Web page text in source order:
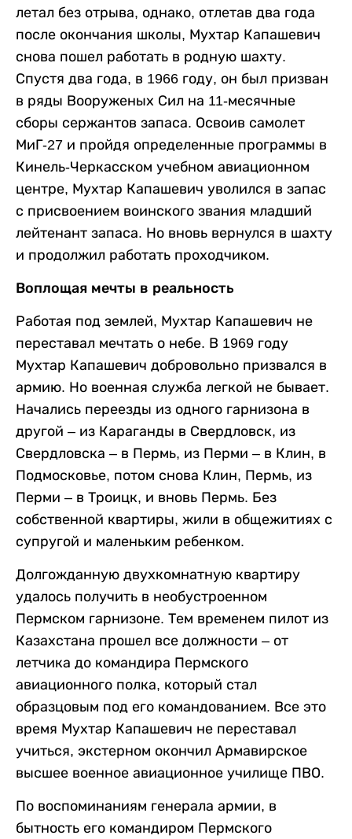
летал без отрыва, однако, отлетав два года
после окончания школы, Мухтар Капашевич
снова пошел работать в родную шахту.
Спустя два года, в 1966 году, он был призван
в ряды Вооруженых Сил на 11-месячные
сборы сержантов запаса. Освоив самолет
МиГ-27 и пройдя определенные программы в
Кинель-Черкасском учебном авиационном
центре, Мухтар Капашевич уволился в запас
с присвоением воинского звания младший
лейтенант запаса. Но вновь вернулся в шахту
и продолжил работать проходчиком.
Воплощая мечты в реальность
Работая под землей, Мухтар Капашевич не
переставал мечтать о небе. В 1969 году
Мухтар Капашевич добровольно призвался в
армию. Но военная служба легкой не бывает.
Начались переезды из одного гарнизона в
другой – из Караганды в Свердловск, из
Свердловска – в Пермь, из Перми – в Клин, в
Подмосковье, потом снова Клин, Пермь, из
Перми – в Троицк, и вновь Пермь. Без
собственной квартиры, жили в общежитиях с
супругой и маленьким ребенком.
Долгожданную двухкомнатную квартиру
удалось получить в необустроенном
Пермском гарнизоне. Тем временем пилот из
Казахстана прошел все должности – от
летчика до командира Пермского
авиационного полка, который стал
образцовым под его командованием. Все это
время Мухтар Капашевич не переставал
учиться, экстерном окончил Армавирское
высшее военное авиационное училище ПВО.
По воспоминаниям генерала армии, в
бытность его командиром Пермского